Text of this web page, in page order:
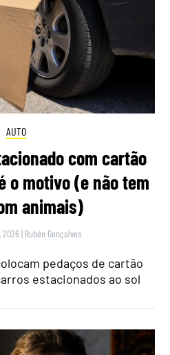
AUTO
com cartão
o motivo (e não tem
animais)
2026 | Rubén Gonçalves
pedaços de cartão
estacionados ao sol